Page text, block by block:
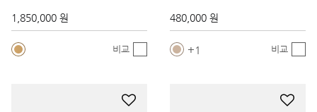
1,850,000 원
비교
480,000 원
1 비교